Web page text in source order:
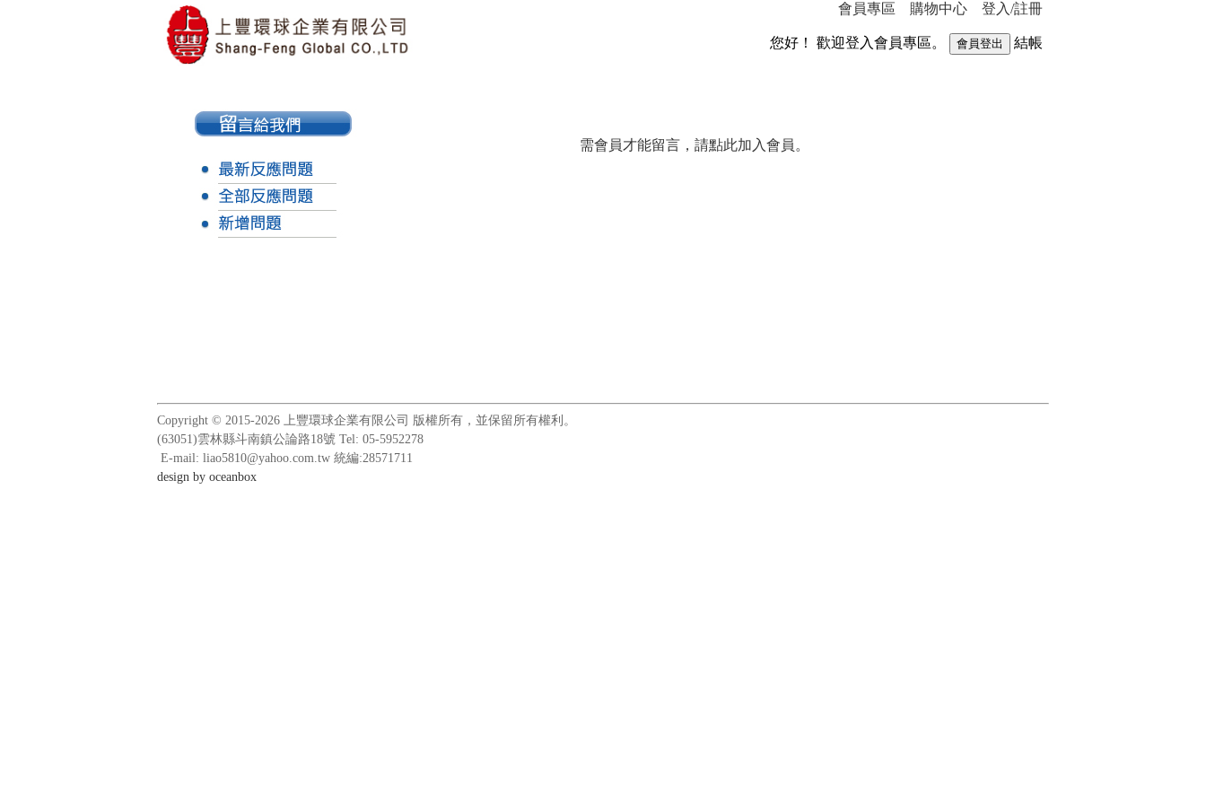
會員專區 購物中心 登入/註冊
您好！ 歡迎登入會員專區。 結帳
需會員才能留言，請點此加入會員。
Copyright © 2015-2026 上豐環球企業有限公司 版權所有，並保留所有權利。
(63051)雲林縣斗南鎮公論路18號 Tel: 05-5952278
E-mail: liao5810@yahoo.com.tw 統編:28571711
design by oceanbox